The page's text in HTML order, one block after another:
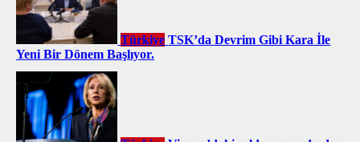
Türkiye TSK’da Devrim Gibi Kara İle
Yeni Bir Dönem Başlıyor.